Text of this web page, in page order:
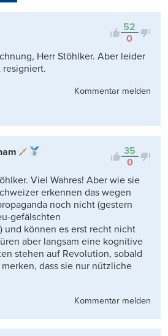
Kontrovers
52
0
Herr Stöhlker. Aber leider
resigniert.
Kommentar melden
35
0
Viel Wahres! Aber wie sie
erkennen das wegen
noch nicht (gestern
gefälschten
und können es erst recht nicht
aber langsam eine kognitive
stehen auf Revolution, sobald
dass sie nur nützliche
Kommentar melden